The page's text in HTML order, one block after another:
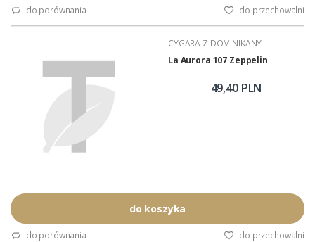
Wykonanie: całkowicie ręczne.
Opakowanie zbiorcze: pudełko
(5 sztuk).
do porównania do przechowalni
CYGARA Z DOMINIKANY
La Aurora 107 Zeppelin
49,40 PLN
do koszyka
do porównania do przechowalni